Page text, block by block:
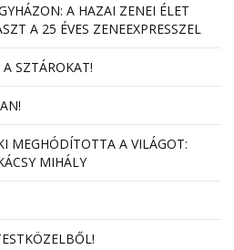
A HAZAI ZENEI ÉLET
A 25 ÉVES ZENEEXPRESSZEL
A SZTÁROKAT!
MEGHÓDÍTOTTA A VILÁGOT:
MIHÁLY